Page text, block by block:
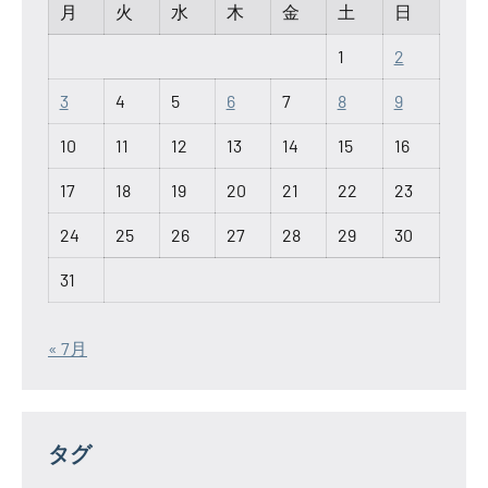
月
火 水 木 金 土 日
1 2
3 4 5 6 7 8 9
10 11 12 13 14 15 16
17 18 19 20 21 22 23
24 25 26 27 28 29 30
31
« 7月
タグ